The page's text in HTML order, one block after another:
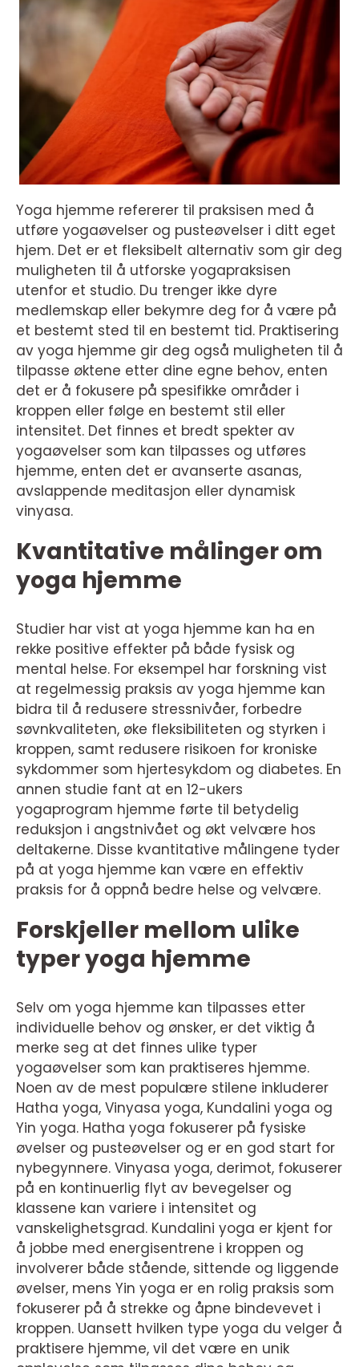
Yoga hjemme refererer til praksisen med å
utføre yogaøvelser og pusteøvelser i ditt eget
hjem. Det er et fleksibelt alternativ som gir deg
muligheten til å utforske yogapraksisen
utenfor et studio. Du trenger ikke dyre
medlemskap eller bekymre deg for å være på
et bestemt sted til en bestemt tid. Praktisering
av yoga hjemme gir deg også muligheten til å
tilpasse øktene etter dine egne behov, enten
det er å fokusere på spesifikke områder i
kroppen eller følge en bestemt stil eller
intensitet. Det finnes et bredt spekter av
yogaøvelser som kan tilpasses og utføres
hjemme, enten det er avanserte asanas,
avslappende meditasjon eller dynamisk
vinyasa.
Kvantitative målinger om
yoga hjemme
Studier har vist at yoga hjemme kan ha en
rekke positive effekter på både fysisk og
mental helse. For eksempel har forskning vist
at regelmessig praksis av yoga hjemme kan
bidra til å redusere stressnivåer, forbedre
søvnkvaliteten, øke fleksibiliteten og styrken i
kroppen, samt redusere risikoen for kroniske
sykdommer som hjertesykdom og diabetes. En
annen studie fant at en 12-ukers
yogaprogram hjemme førte til betydelig
reduksjon i angstnivået og økt velvære hos
deltakerne. Disse kvantitative målingene tyder
på at yoga hjemme kan være en effektiv
praksis for å oppnå bedre helse og velvære.
Forskjeller mellom ulike
typer yoga hjemme
Selv om yoga hjemme kan tilpasses etter
individuelle behov og ønsker, er det viktig å
merke seg at det finnes ulike typer
yogaøvelser som kan praktiseres hjemme.
Noen av de mest populære stilene inkluderer
Hatha yoga, Vinyasa yoga, Kundalini yoga og
Yin yoga. Hatha yoga fokuserer på fysiske
øvelser og pusteøvelser og er en god start for
nybegynnere. Vinyasa yoga, derimot, fokuserer
på en kontinuerlig flyt av bevegelser og
klassene kan variere i intensitet og
vanskelighetsgrad. Kundalini yoga er kjent for
å jobbe med energisentrene i kroppen og
involverer både stående, sittende og liggende
øvelser, mens Yin yoga er en rolig praksis som
fokuserer på å strekke og åpne bindevevet i
kroppen. Uansett hvilken type yoga du velger å
praktisere hjemme, vil det være en unik